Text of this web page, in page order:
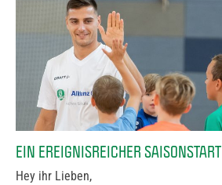
EIN EREIGNISREICHER SAISONSTART
Hey ihr Lieben,